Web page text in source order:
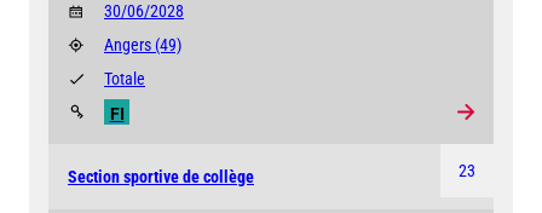
30/06/2028
Angers (49)
FI
Totale
23
Section sportive de collège